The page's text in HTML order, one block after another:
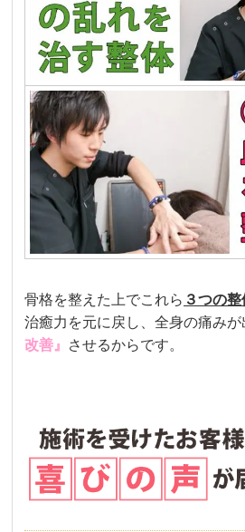
骨格を整えた上でこれら ３つの整
治癒力を元に戻し、全身の痛みが
改善』
させるからです。